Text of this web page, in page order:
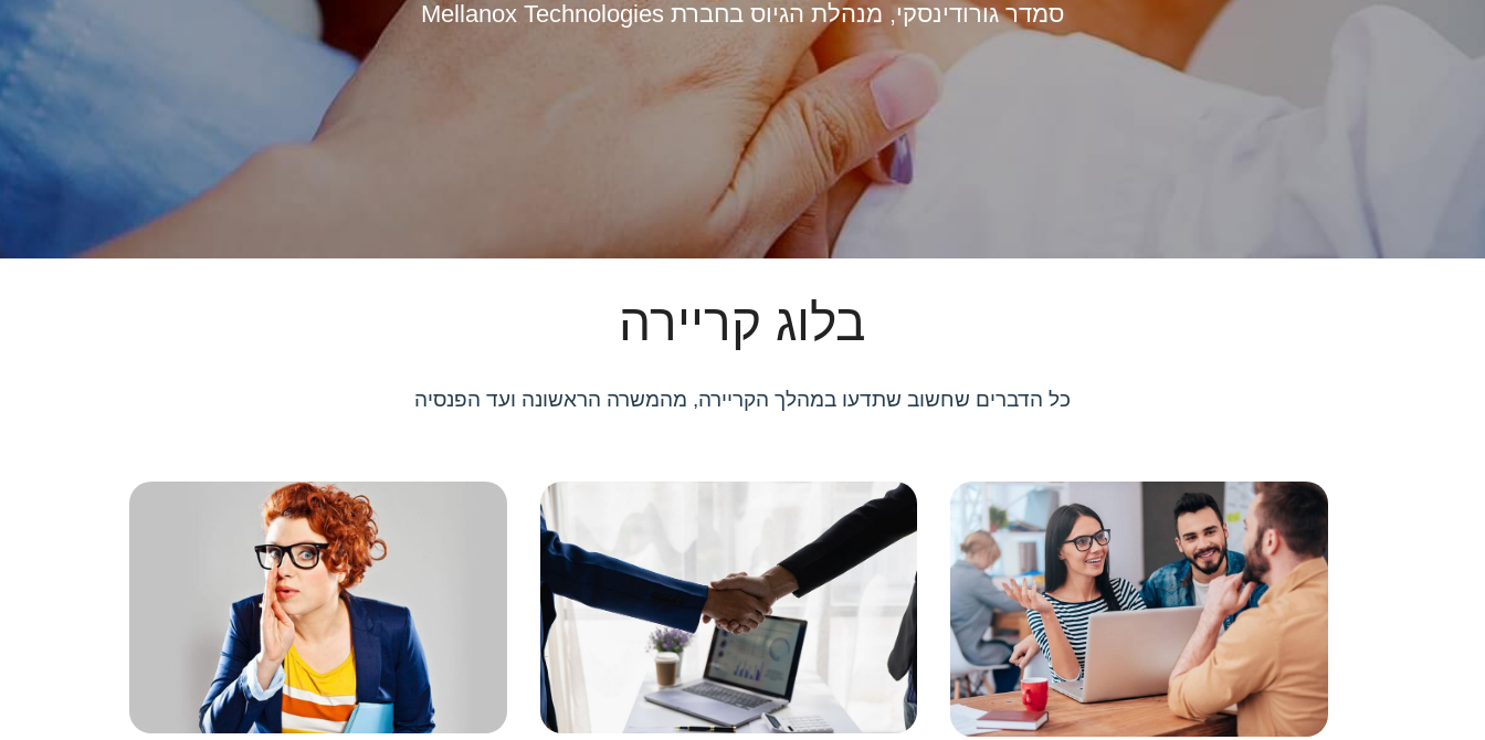
סמדר גורודינסקי, מנהלת הגיוס בחברת Mellanox Technologies
בלוג קריירה
כל הדברים שחשוב שתדעו במהלך הקריירה, מהמשרה הראשונה ועד הפנסיה